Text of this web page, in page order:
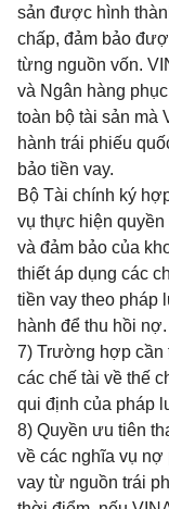
sản được hình
chấp, đảm bảo
từng nguồn vốn.
và Ngân hàng
toàn bộ tài sản mà
hành trái phiếu
bảo tiền vay.
Bộ Tài chính ký
vụ thực hiện
và đảm bảo của
thiết áp dụng các
tiền vay theo pháp
hành để thu hồi nợ.
7) Trường hợp cần
các chế tài về thế
qui định của pháp
8) Quyền ưu tiên
về các nghĩa vụ
vay từ nguồn trái